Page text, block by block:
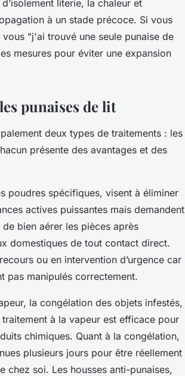
literie, la chaleur et
à un stade précoce. Si vous
vous "j'ai trouvé une seule punaise de
mesures pour éviter une expansion
punaises de lit
deux types de traitements : les
présente des avantages et des
poudres spécifiques, visent à éliminer
actives puissantes mais demandent
bien aérer les pièces après
domestiques de tout contact direct.
ou en intervention d’urgence car
pas manipulés correctement.
la congélation des objets infestés,
à la vapeur est efficace pour
chimiques. Quant à la congélation,
plusieurs jours pour être réellement
soi. Les housses anti-punaises,